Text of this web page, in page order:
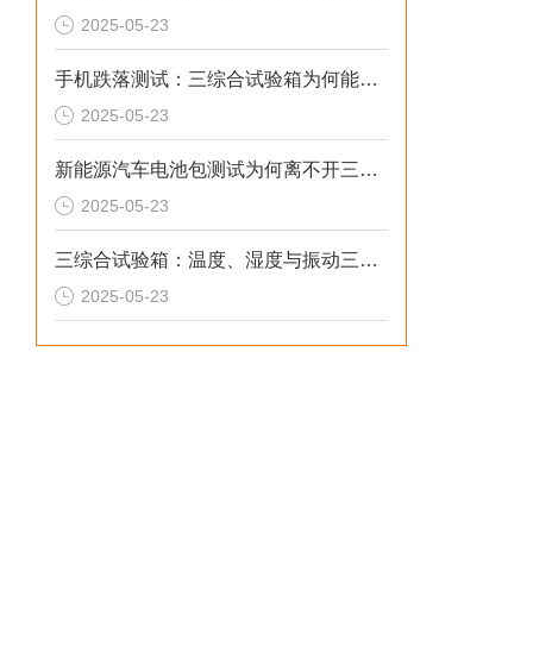
2025-05-23
手机跌落测试：三综合试验箱为何能取代普通振动台？
2025-05-23
新能源汽车电池包测试为何离不开三综合试验箱
2025-05-23
三综合试验箱：温度、湿度与振动三应力协同掌控技术解析
2025-05-23